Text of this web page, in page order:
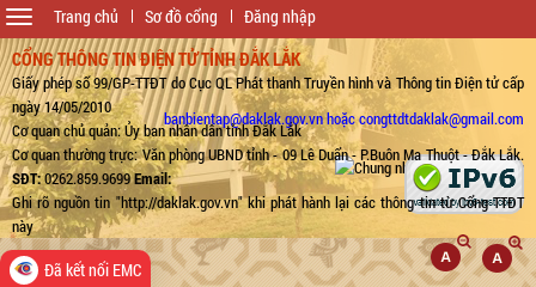
Trang chủ Sơ đồ cổng Đăng nhập
Toggle
navigation
CỔNG THÔNG TIN ĐIỆN TỬ TỈNH ĐẮK LẮK
Giấy phép số 99/GP-TTĐT do Cục QL Phát thanh Truyền hình và Thông tin Điện tử cấp
ngày 14/05/2010
Cơ quan chủ quản: Ủy ban nhân dân tỉnh Đắk Lắk
Cơ quan thường trực: Văn phòng UBND tỉnh - 09 Lê Duẩn - P.Buôn Ma Thuột - Đắk Lắk.
SĐT:0262.859.9699Email:
banbientap@daklak.gov.vn hoặc congttdtdaklak@gmail.com
Ghi rõ nguồn tin "http://daklak.gov.vn" khi phát hành lại các thông tin từ Cổng TTĐT
này
Đã kết nối EMC